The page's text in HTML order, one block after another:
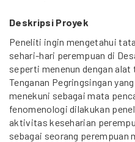
Deskripsi Proyek
Peneliti ingin mengetahui
sehari-hari perempuan di
seperti menenun dengan
Tenganan Pegringsingan
menekuni sebagai mata
fenomenologi dilakukan
aktivitas keseharian
sebagai seorang perempuan